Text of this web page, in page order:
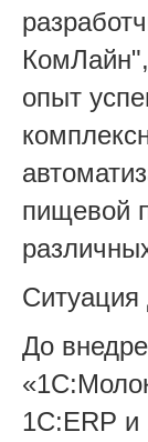
опыт
пищевой
Ситуация
До
1С:ERP и